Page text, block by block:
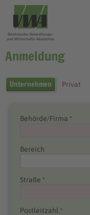
Anmeldung
Unternehmen Privat
Behörde/Firma *
Bereich
Straße *
Postleitzahl *